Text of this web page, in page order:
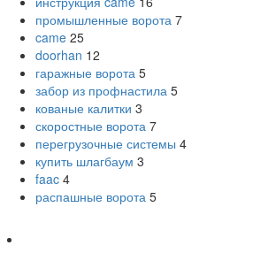
промышленные ворота 7
came 25
doorhan 12
гаражные ворота 5
забор из профнастила 5
кованые калитки 3
скоростные ворота 7
перегрузочные системы 4
купить шлагбаум 3
faac 4
распашные ворота 5